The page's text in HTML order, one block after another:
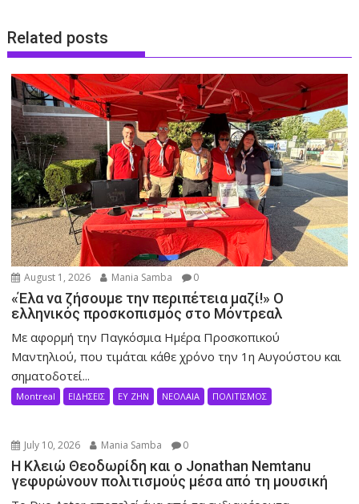
Related posts
August 1, 2026 Mania Samba 0
«Έλα να ζήσουμε την περιπέτεια μαζί!» Ο
ελληνικός προσκοπισμός στο Μόντρεαλ
Με αφορμή την Παγκόσμια Ημέρα Προσκοπικού
Μαντηλιού, που τιμάται κάθε χρόνο την 1η Αυγούστου και
σηματοδοτεί...
Montreal ΕΙΔΗΣΕΙΣ ΕΥ ΖΗΝ ΝΕΟΛΑΙΑ ΠΟΛΙΤΙΣΜΟΣ
July 10, 2026 Mania Samba 0
Η Κλειώ Θεοδωρίδη και ο Jonathan Nemtanu
γεφυρώνουν πολιτισμούς μέσα από τη μουσική